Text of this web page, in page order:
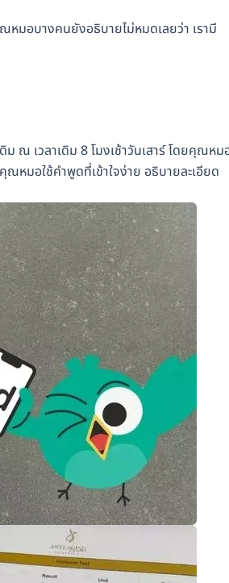
มอบางคนยังอธิบายไม่หมดเลยว่า เรามี
ม ณ เวลาเดิม 8 โมงเช้าวันเสาร์ โดยคุณหม
หมอใช้คำพูดที่เข้าใจง่าย อธิบายละเอียด